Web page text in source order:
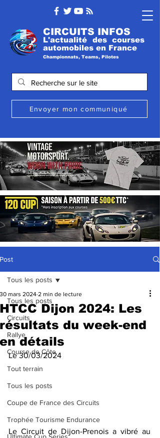
CIRCUITS INFOS
L'actualité des courses
automobiles en France
Championnats, Teams, Pilotes
Envoyer mon communiqué
Post
Tous les posts
Circuits
Rallye
Course de Côte
Tout terrain
Tous les posts
Coupe de France des Circuits
Trophée Tourisme Endurance
Tous les posts
HTCC Dijon 2024: Les
résultats du week-end
en détails
30 mars 2024 2 min de lecture
Le 30/03/2024
Le Circuit de Dijon-Prenois a vibré au